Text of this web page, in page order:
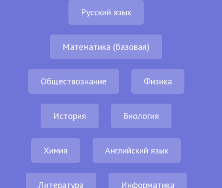
Русский язык
Математика (базовая)
Обществознание Физика
История Биология
Химия Английский язык
Литература Информатика